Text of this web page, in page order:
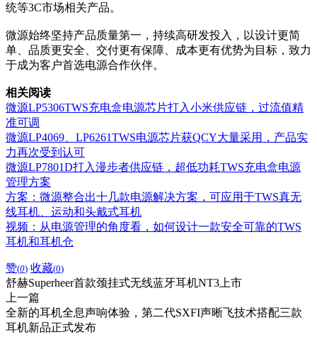
统等3C市场相关产品。
微源始终坚持产品质量第一，持续高研发投入，以设计更简
单、品质更安全、交付更有保障、成本更有优势为目标，致力
于成为客户首选电源合作伙伴。
相关阅读
微源LP5306TWS充电盒电源芯片打入小米供应链，过流值精
准可调
微源LP4069、LP6261TWS电源芯片获QCY大量采用，产品实
力再次受到认可
微源LP7801D打入漫步者供应链，超低功耗TWS充电盒电源
管理方案
方案：微源整合出十几款电源解决方案，可应用于TWS真无
线耳机、运动和头戴式耳机
视频：从电源管理的角度看，如何设计一款安全可靠的TWS
耳机和耳机仓
赞(0) 收藏(0)
舒赫Superheer首款颈挂式无线蓝牙耳机NT3上市
上一篇
全新的耳机全息声响体验，第二代SXFI声晰飞技术搭配三款
耳机新品正式发布